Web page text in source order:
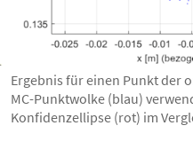
Ergebnis für einen Punkt der
MC-Punktwolke (blau)
Konfidenzellipse (rot) im